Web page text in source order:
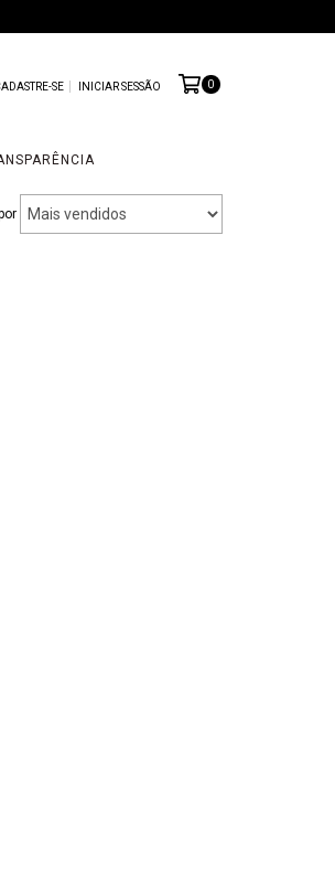
SE INICIAR SESSÃO 0